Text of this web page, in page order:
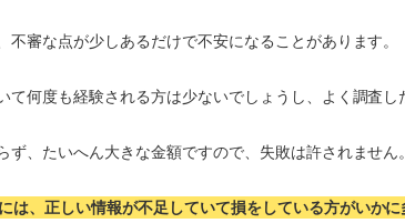
不審な点が少しあるだけで不安になることがあります。
て何度も経験される方は少ないでしょうし、よく調査し
ず、たいへん大きな金額ですので、失敗は許されません。
は、正しい情報が不足していて損をしている方がいか